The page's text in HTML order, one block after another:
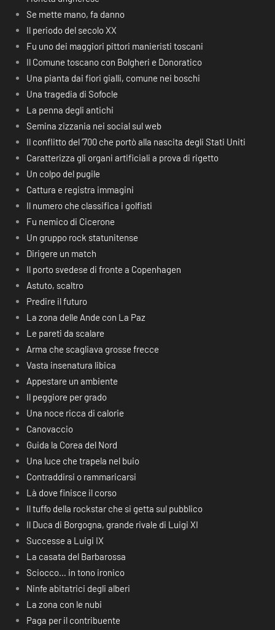
Se mette mano, fa danno
Il periodo del secolo XX
Fu uno dei maggiori pittori manieristi toscani
Il Comune toscano con Bolgheri e Donoratico
Una pianta dai fiori gialli, comune nei boschi
Una tragedia di Sofocle
La penna degli antichi
Semina zizzania nei social sul web
Il conflitto del ‘700 che portò alla nascita degli Stati Uniti
Caratterizza gli organi artificiali a prova di rigetto
Un colpo del pugile
Cattura e registra immagini
Il numero che classifica i golfisti
Fu nemico di Cicerone
Un gruppo rock statunitense
Dirigere un match
Il porto svedese di fronte a Copenhagen
Astuto, scaltro
Predire il futuro
La zona delle Ande con La Paz
Le pareti da scalare
Arma che scagliava grosse frecce
Vasta insenatura libica
Appestare un ambiente
Il peggiore per grado
Una noce ricca di calorie
Canovaccio
Guida la Corea del Nord
Una luce che trapela nel buio
Contraddirsi o rammaricarsi
Là dove finisce il corso
Il tuffo della rockstar che si getta sul pubblico
Il Duca di Borgogna, grande rivale di Luigi XI
Successe a Luigi IX
La casata del Barbarossa
Sciocco… in tono ironico
Ninfe abitatrici degli alberi
La zona con le nubi
Paga per il contribuente